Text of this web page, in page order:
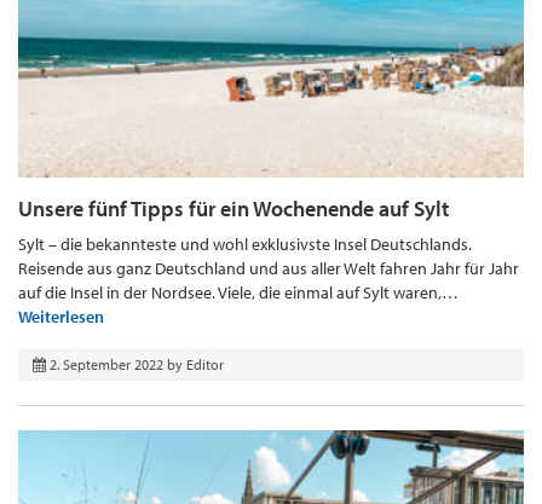
Unsere fünf Tipps für ein Wochenende auf Sylt
Sylt – die bekannteste und wohl exklusivste Insel Deutschlands.
Reisende aus ganz Deutschland und aus aller Welt fahren Jahr für Jahr
auf die Insel in der Nordsee. Viele, die einmal auf Sylt waren,…
Weiterlesen
2. September 2022 by Editor